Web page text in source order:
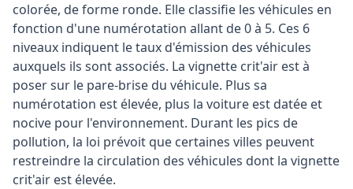
colorée, de forme ronde. Elle classifie les véhicules en
fonction d'une numérotation allant de 0 à 5. Ces 6
niveaux indiquent le taux d'émission des véhicules
auxquels ils sont associés. La vignette crit'air est à
poser sur le pare-brise du véhicule. Plus sa
numérotation est élevée, plus la voiture est datée et
nocive pour l'environnement. Durant les pics de
pollution, la loi prévoit que certaines villes peuvent
restreindre la circulation des véhicules dont la vignette
crit'air est élevée.